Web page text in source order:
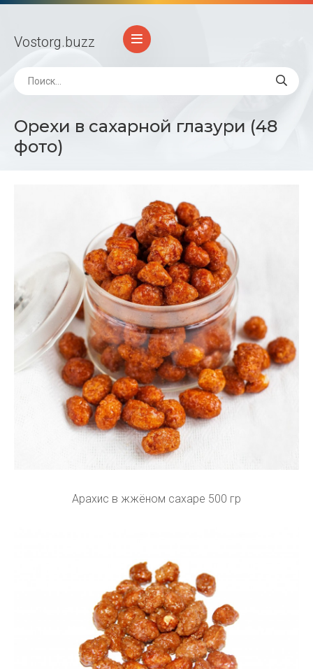
Vostorg.buzz
Орехи в сахарной глазури (48
фото)
Арахис в жжёном сахаре 500 гр